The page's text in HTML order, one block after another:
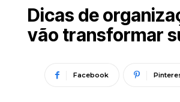
Dicas de
vão transformar
Facebook